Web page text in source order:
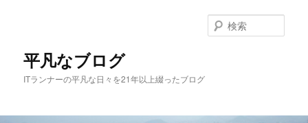
平凡なブログ
ITランナーの平凡な日々を21年以上綴ったブログ
索